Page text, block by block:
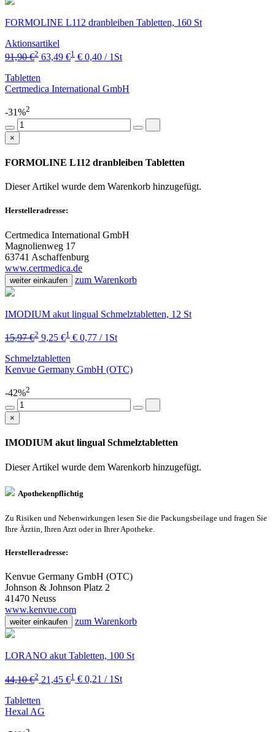
FORMOLINE L112 dranbleiben Tabletten, 160 St
Aktionsartikel
91,90 €2 63,49 €1 € 0,40 / 1St
Tabletten
Certmedica International GmbH
-31%2
×
FORMOLINE L112 dranbleiben Tabletten
Dieser Artikel wurde dem Warenkorb hinzugefügt.
Herstelleradresse:
Certmedica International GmbH
Magnolienweg 17
63741 Aschaffenburg
www.certmedica.de
weiter einkaufen zum Warenkorb
IMODIUM akut lingual Schmelztabletten, 12 St
15,97 €2 9,25 €1 € 0,77 / 1St
Schmelztabletten
Kenvue Germany GmbH (OTC)
-42%2
×
IMODIUM akut lingual Schmelztabletten
Dieser Artikel wurde dem Warenkorb hinzugefügt.
Apothekenpflichtig
Zu Risiken und Nebenwirkungen lesen Sie die Packungsbeilage und fragen Sie
Ihre Ärztin, Ihren Arzt oder in Ihrer Apotheke.
Herstelleradresse:
Kenvue Germany GmbH (OTC)
Johnson & Johnson Platz 2
41470 Neuss
www.kenvue.com
weiter einkaufen zum Warenkorb
LORANO akut Tabletten, 100 St
44,10 €2 21,45 €1 € 0,21 / 1St
Tabletten
Hexal AG